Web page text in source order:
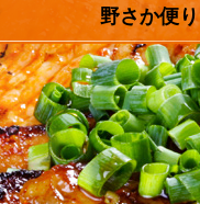
野さか便り